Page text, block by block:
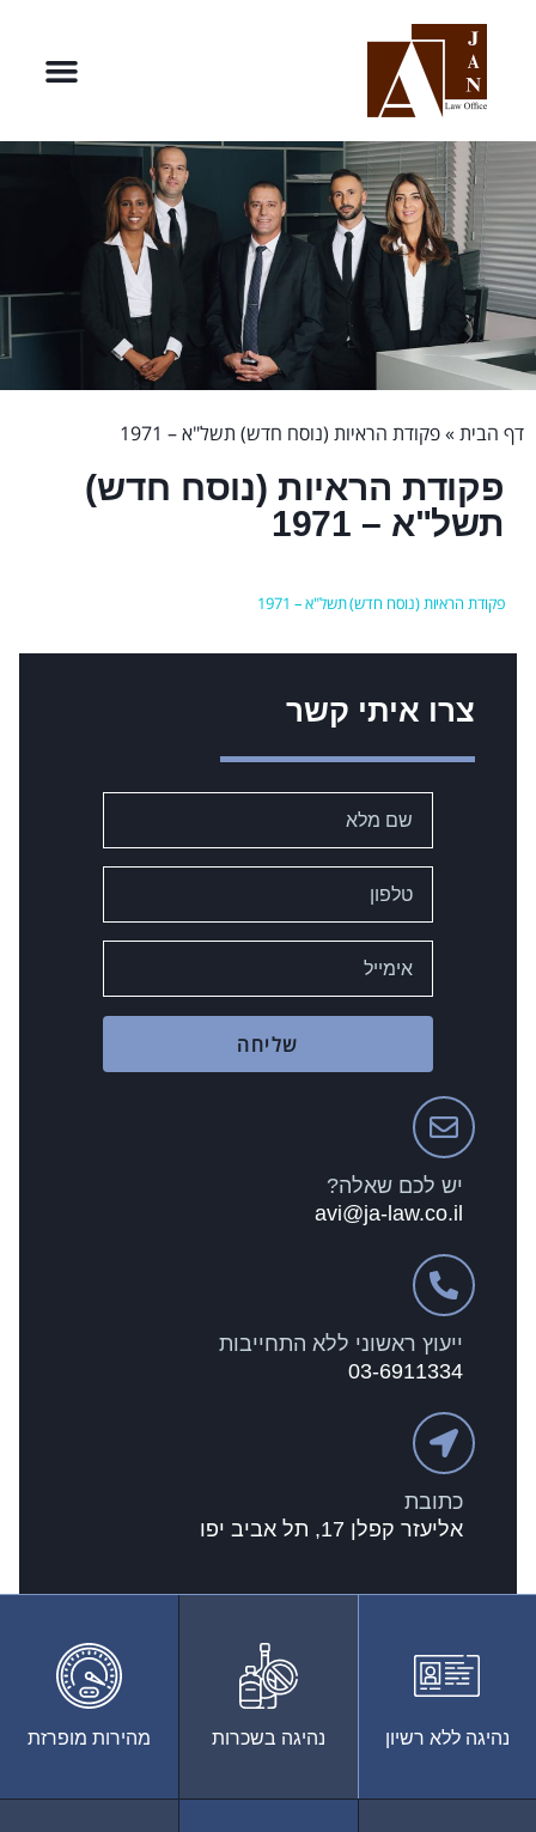
דף הבית »פקודת הראיות (נוסח חדש) תשל"א – 1971
פקודת הראיות (נוסח חדש)
תשל"א – 1971
פקודת הראיות (נוסח חדש) תשל"א – 1971
צרו איתי קשר
שליחה
יש לכם שאלה?
avi@ja-law.co.il
ייעוץ ראשוני ללא התחייבות
03-6911334
כתובת
אליעזר קפלן 17, תל אביב יפו
נהיגה ללא רשיון נהיגה בשכרות מהירות מופרזת